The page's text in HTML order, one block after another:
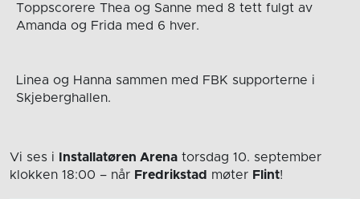
Toppscorere Thea og Sanne med 8 tett fulgt av
Amanda og Frida med 6 hver.
Linea og Hanna sammen med FBK supporterne i
Skjeberghallen.
Vi ses i Installatøren Arena torsdag 10. september
klokken 18:00 – når Fredrikstad møter Flint!